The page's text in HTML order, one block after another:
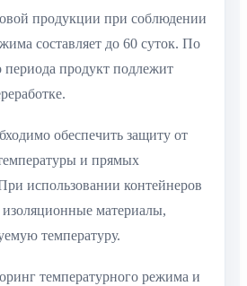
продукции при соблюдении
составляет до 60 суток. По
периода продукт подлежит
обеспечить защиту от
и прямых
использовании контейнеров
изоляционные материалы,
температуру.
температурного режима и